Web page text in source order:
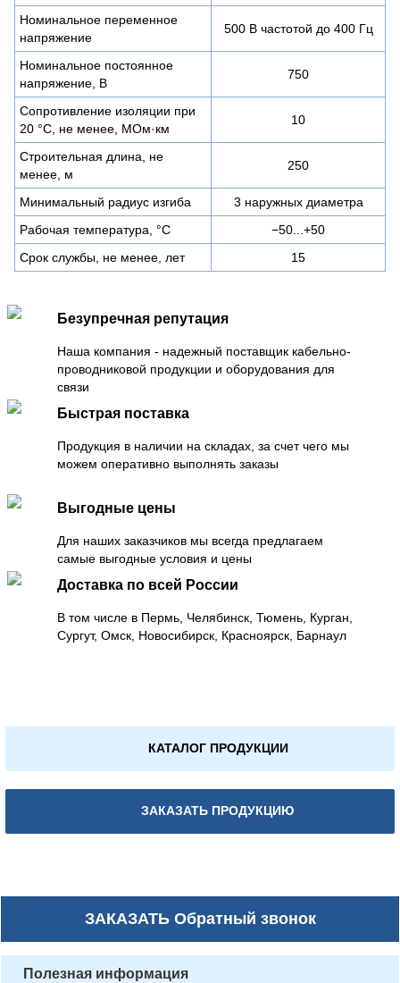
Номинальное переменное
напряжение
500 В частотой до 400 Гц
Номинальное постоянное
напряжение, В
750
Сопротивление изоляции при
20 °С, не менее, МОм·км
10
Строительная длина, не
менее, м
250
Минимальный радиус изгиба
3 наружных диаметра
Рабочая температура, °C
−50...+50
Срок службы, не менее, лет
15
Безупречная репутация
Наша компания - надежный поставщик кабельно-
проводниковой продукции и оборудования для
связи
Быстрая поставка
Продукция в наличии на складах, за счет чего мы
можем оперативно выполнять заказы
Выгодные цены
Для наших заказчиков мы всегда предлагаем
самые выгодные условия и цены
Доставка по всей России
В том числе в Пермь, Челябинск, Тюмень, Курган,
Сургут, Омск, Новосибирск, Красноярск, Барнаул
КАТАЛОГ ПРОДУКЦИИ
ЗАКАЗАТЬ ПРОДУКЦИЮ
ЗАКАЗАТЬОбратный звонок
Полезная информация